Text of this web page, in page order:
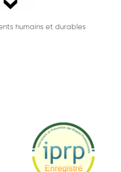
humains et durables